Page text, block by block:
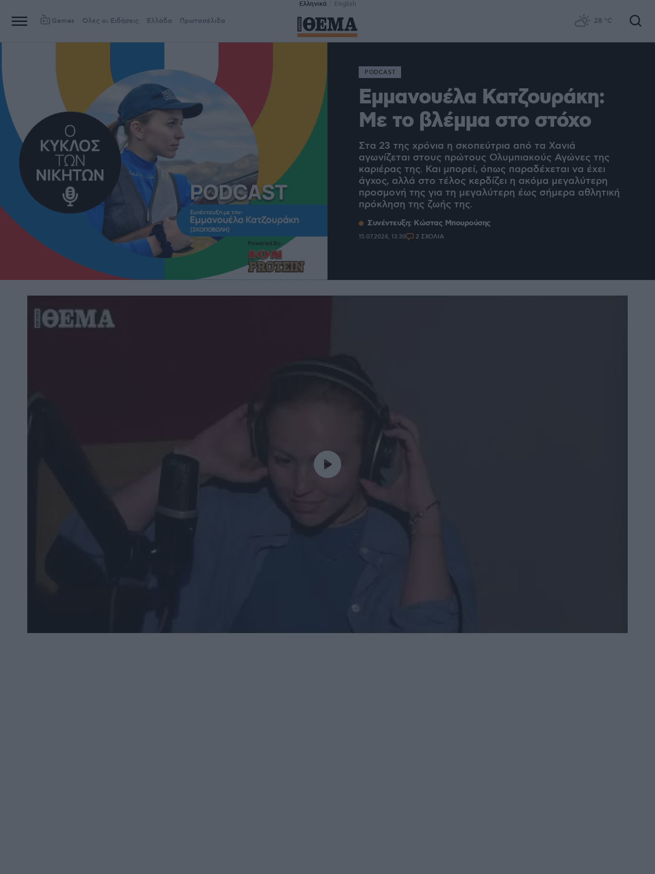
Ελληνικά English
Games Όλες οι Ειδήσεις Ελλάδα Πρωτοσέλιδα 28 °C
PODCAST
Εμμανουέλα Κατζουράκη:
Με το βλέμμα στο στόχο
Στα 23 της χρόνια η σκοπεύτρια από τα Χανιά
αγωνίζεται στους πρώτους Ολυμπιακούς Αγώνες της
καριέρας της. Και μπορεί, όπως παραδέχεται να έχει
άγχος, αλλά στο τέλος κερδίζει η ακόμα μεγαλύτερη
προσμονή της για τη μεγαλύτερη έως σήμερα αθλητική
πρόκληση της ζωής της.
Συνέντευξη: Κώστας Μπουρούσης
15.07.2024, 13:30 2 ΣΧΟΛΙΑ